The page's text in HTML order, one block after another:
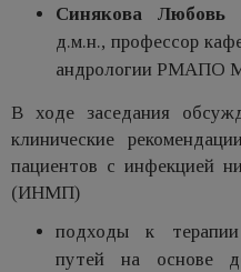
Синякова Любовь
д.м.н., профессор
андрологии РМАПО
В ходе заседания
клинические
пациентов с инфекцией
(ИНМП)
подходы к
путей на основе